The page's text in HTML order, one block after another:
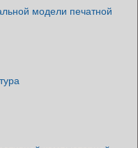
модели печатной